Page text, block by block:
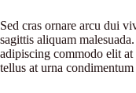
Sed cras ornare arcu dui
sagittis aliquam
adipiscing commodo elit
tellus at urna